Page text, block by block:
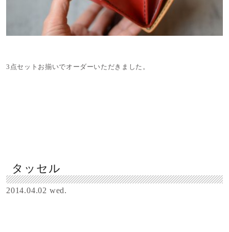
3点セットお揃いでオーダーいただきました。
タッセル
2014.04.02 wed.